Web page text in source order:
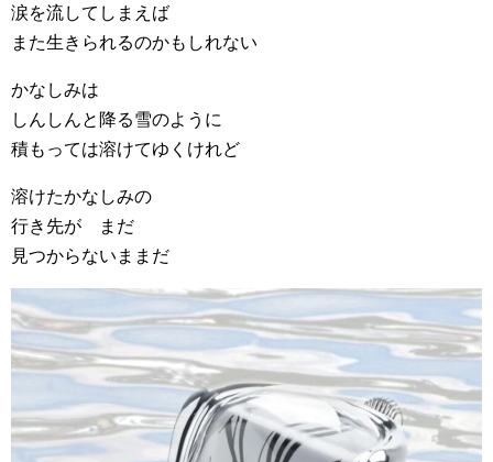
涙を流してしまえば
また生きられるのかもしれない
かなしみは
しんしんと降る雪のように
積もっては溶けてゆくけれど
溶けたかなしみの
行き先が まだ
見つからないままだ